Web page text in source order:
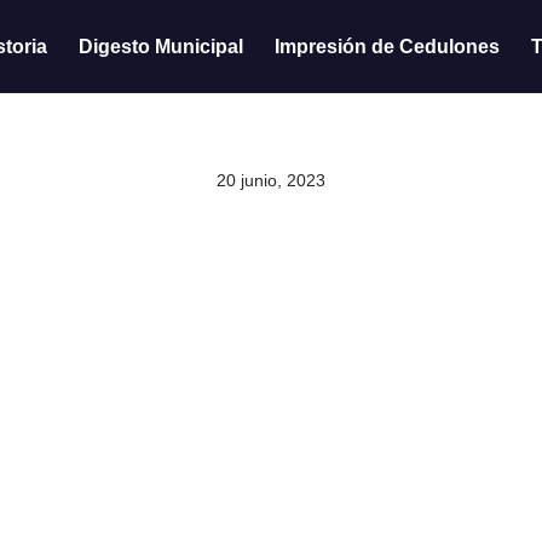
Digesto Municipal Impresión de Cedulones
20 junio, 2023